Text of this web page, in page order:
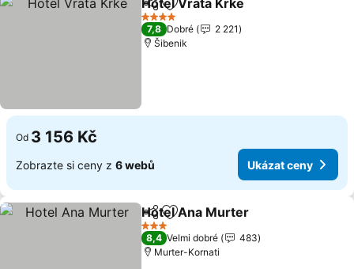
SdíletPřidat na seznam oblíbených
Hotel Vrata Krke
4 Počet hvězdiček
7,8 Dobré
2 221
Šibenik
Od 3 156 Kč
Zobrazte si ceny z 6 webů Ukázat ceny
SdíletPřidat na seznam oblíbených
Hotel Ana Murter
3 Počet hvězdiček
8,4 Velmi dobré
483
Murter-Kornati